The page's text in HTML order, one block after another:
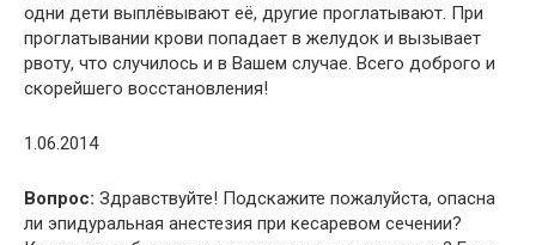
одни дети выплёвывают её, другие проглатывают. При
проглатывании крови попадает в желудок и вызывает
рвоту, что случилось и в Вашем случае. Всего доброго и
скорейшего восстановления!
1.06.2014
Вопрос: Здравствуйте! Подскажите пожалуйста, опасна
ли эпидуральная анестезия при кесаревом сечении?